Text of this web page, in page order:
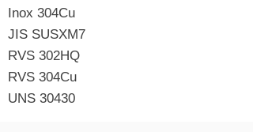
Inox 304Cu
JIS SUSXM7
RVS 302HQ
RVS 304Cu
UNS 30430